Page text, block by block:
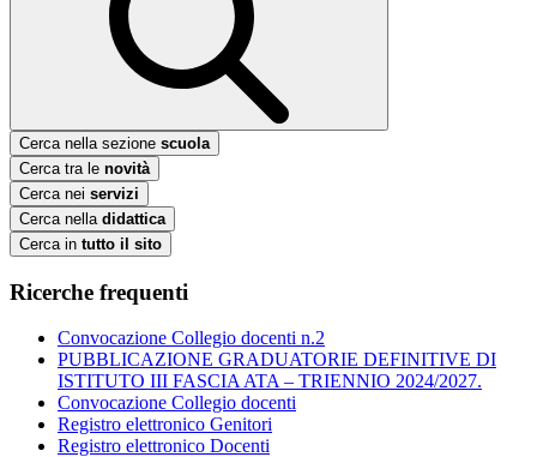
Cerca nella sezione scuola
Cerca tra le novità
Cerca nei servizi
Cerca nella didattica
Cerca in tutto il sito
Ricerche frequenti
Convocazione Collegio docenti n.2
PUBBLICAZIONE GRADUATORIE DEFINITIVE DI
ISTITUTO III FASCIA ATA – TRIENNIO 2024/2027.
Convocazione Collegio docenti
Registro elettronico Genitori
Registro elettronico Docenti